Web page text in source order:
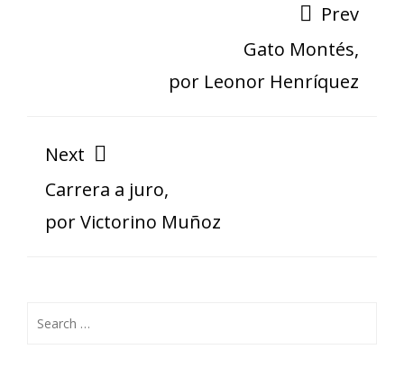
Prev
Gato Montés,
por Leonor Henríquez
Next
Carrera a juro,
por Victorino Muñoz